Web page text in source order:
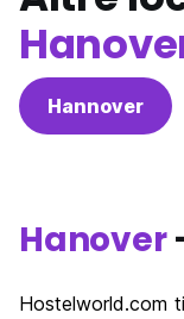
Hannover
Hanover
Hostelworld.com